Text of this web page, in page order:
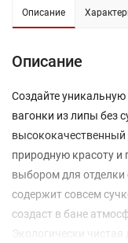
Описание
Описание
Создайте
вагонки из липы без
высококачественный
природную красоту и
выбором для отделки
содержит совсем
создаст в бане
Экологически чистая